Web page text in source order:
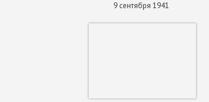
9 сентября 1941